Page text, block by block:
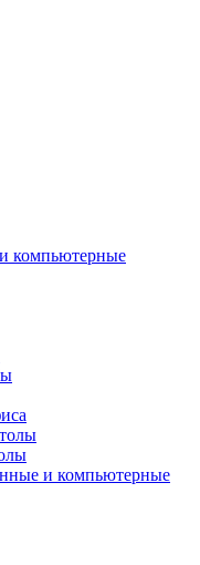
компьютерные
и компьютерные